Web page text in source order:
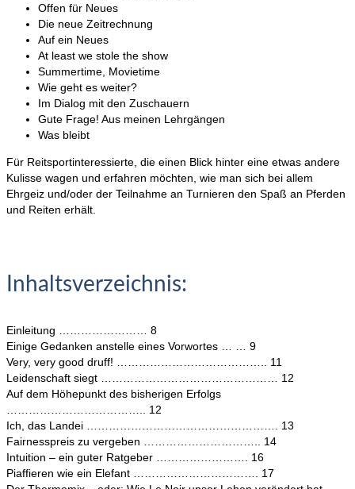
Offen für Neues
Die neue Zeitrechnung
Auf ein Neues
At least we stole the show
Summertime, Movietime
Wie geht es weiter?
Im Dialog mit den Zuschauern
Gute Frage! Aus meinen Lehrgängen
Was bleibt
Für Reitsportinteressierte, die einen Blick hinter eine etwas andere
Kulisse wagen und erfahren möchten, wie man sich bei allem
Ehrgeiz und/oder der Teilnahme an Turnieren den Spaß an Pferden
und Reiten erhält.
Inhaltsverzeichnis:
Einleitung …………………… 8
Einige Gedanken anstelle eines Vorwortes … … 9
Very, very good druff! ………………………………….. 11
Leidenschaft siegt ………………………………………… 12
Auf dem Höhepunkt des bisherigen Erfolgs
……………………………….. 12
Ich, das Landei ……………………………………………. 13
Fairnesspreis zu vergeben ………………………….. 14
Intuition – ein guter Ratgeber ……………………. 16
Piaffieren wie ein Elefant ……………………………. 17